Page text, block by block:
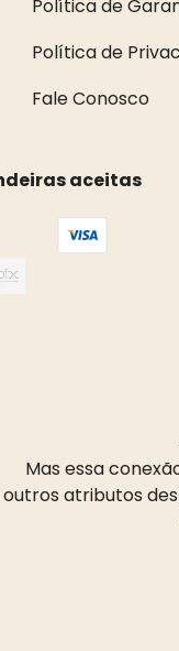
Política de
Política de
Fale Conosco
aceitas
Mas essa
outros atributos